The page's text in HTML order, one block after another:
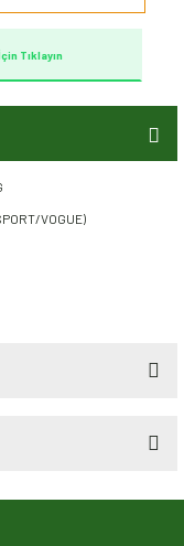
Tıklayın
VOGUE)
ve diğer konularda